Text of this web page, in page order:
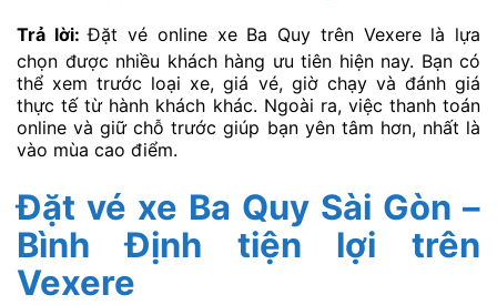
Trả lời:Đặt vé online xe Ba Quy trên Vexere là lựa
chọn được nhiều khách hàng ưu tiên hiện nay. Bạn có
thể xem trước loại xe, giá vé, giờ chạy và đánh giá
thực tế từ hành khách khác. Ngoài ra, việc thanh toán
online và giữ chỗ trước giúp bạn yên tâm hơn, nhất là
vào mùa cao điểm.
Đặt vé xe Ba Quy Sài Gòn –
Bình Định tiện lợi trên
Vexere